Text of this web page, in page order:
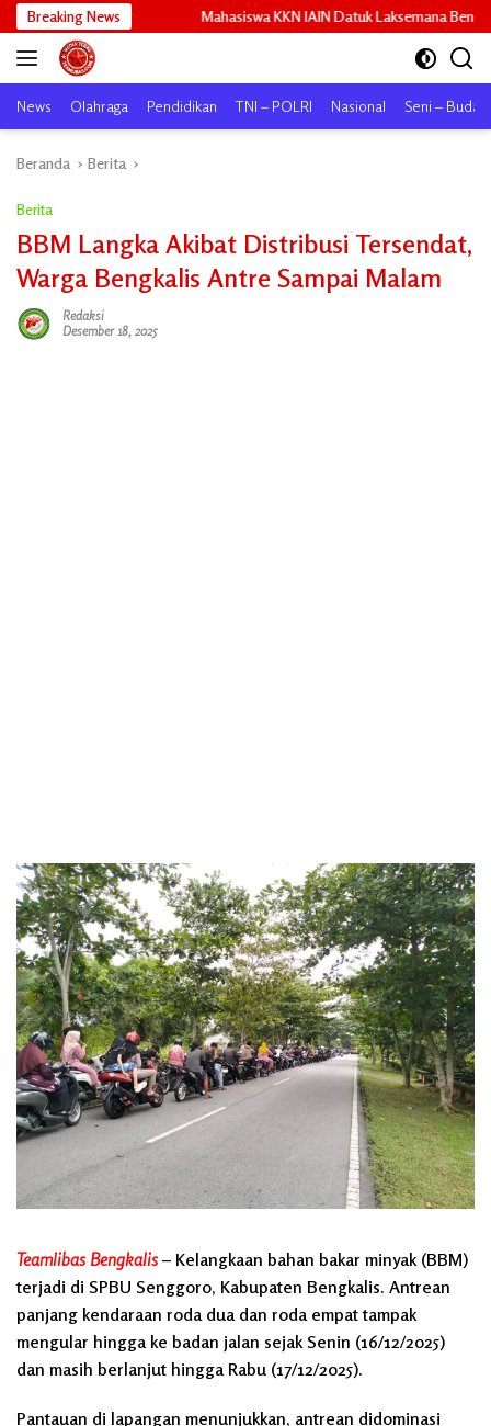
Langsung
ke
konten
Breaking News
Mahasiswa KKN IAIN Datuk Laksemana Bengkalis Sosialisasikan
News Olahraga Pendidikan TNI – POLRI Nasional Seni –
Beranda Berita
Berita
BBM Langka Akibat Distribusi Tersendat,
Warga Bengkalis Antre Sampai Malam
Redaksi
Desember 18, 2025
Teamlibas Bengkalis– Kelangkaan bahan bakar minyak (BBM)
terjadi di SPBU Senggoro, Kabupaten Bengkalis. Antrean
panjang kendaraan roda dua dan roda empat tampak
mengular hingga ke badan jalan sejak Senin (16/12/2025)
dan masih berlanjut hingga Rabu (17/12/2025).
Pantauan di lapangan menunjukkan, antrean didominasi